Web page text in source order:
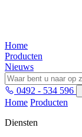
Home
Producten
Nieuws
0492 - 534 596
Home Producten
Diensten